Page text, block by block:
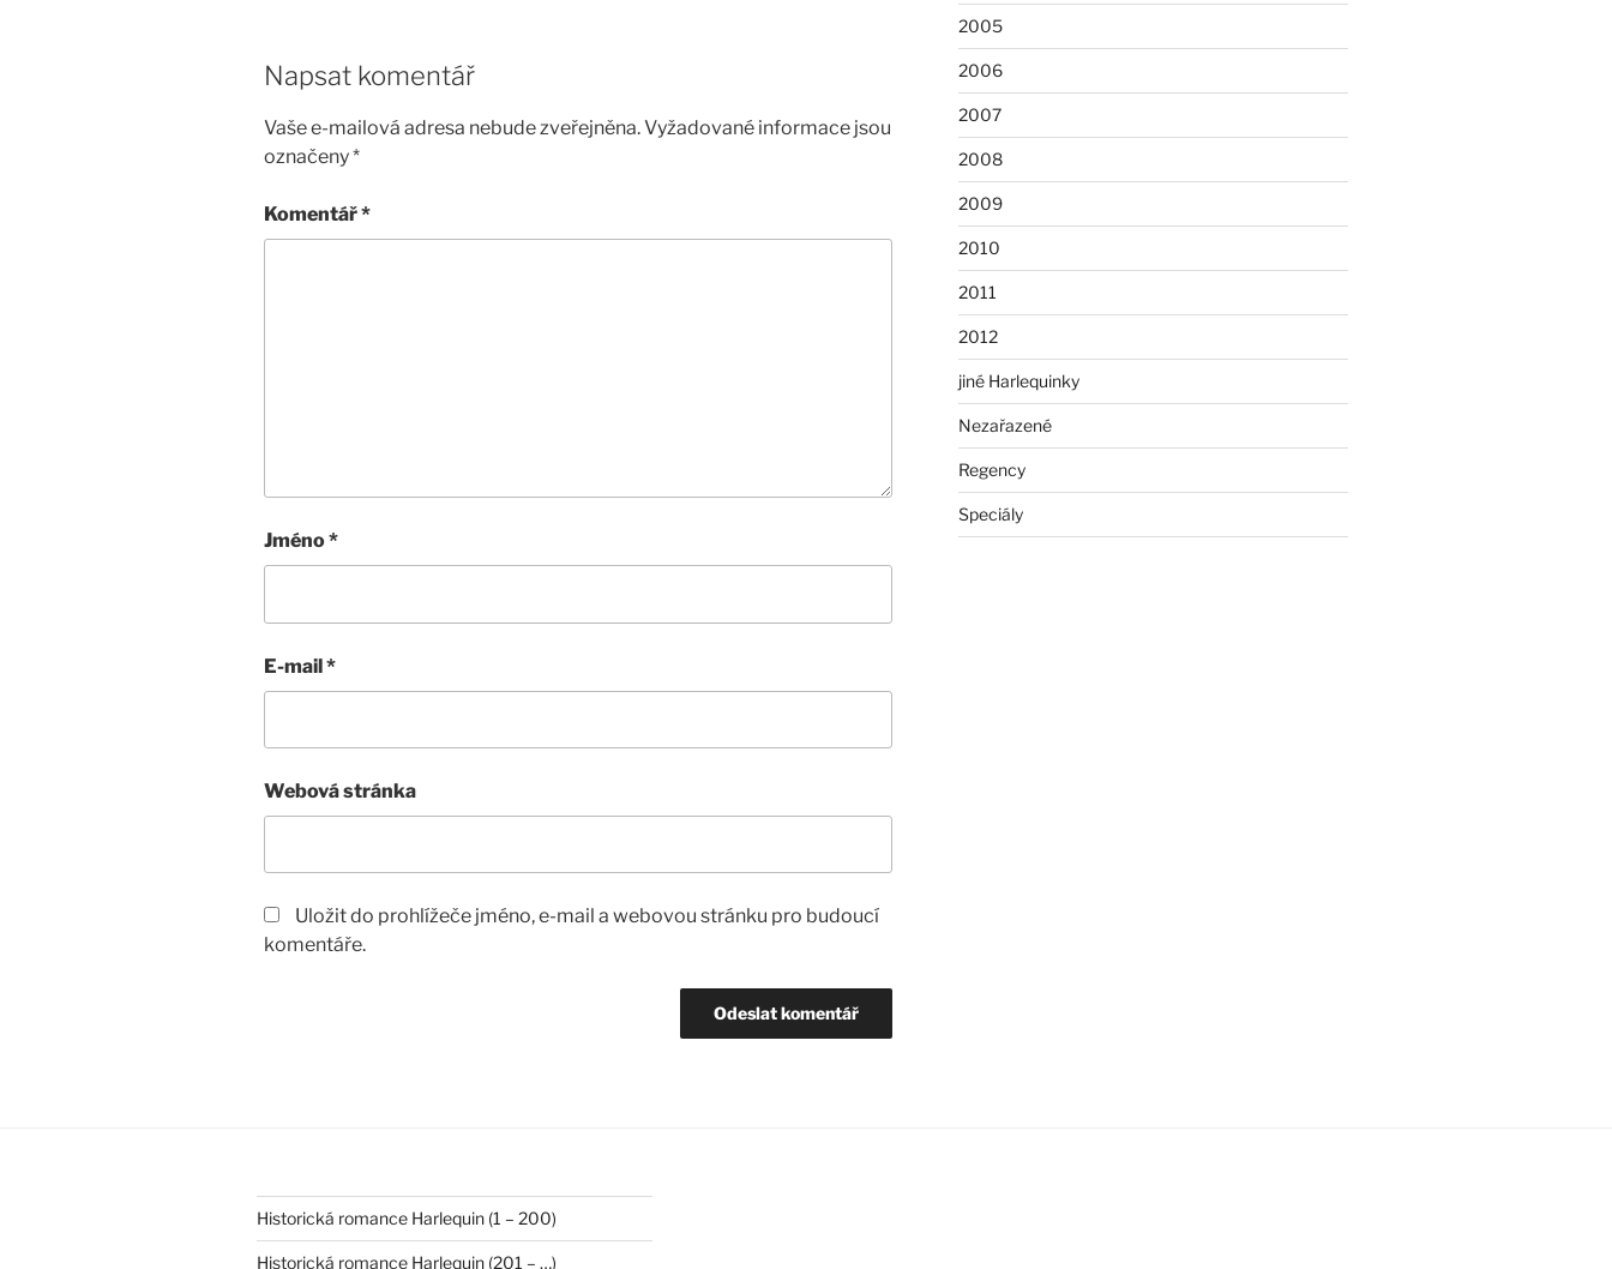
Napsat komentář
Vaše e-mailová adresa nebude zveřejněna.Vyžadované informace jsou
označeny*
Komentář*
Jméno*
E-mail*
Webová stránka
Uložit do prohlížeče jméno, e-mail a webovou stránku pro budoucí
komentáře.
2005
2006
2007
2008
2009
2010
2011
2012
jiné Harlequinky
Nezařazené
Regency
Speciály
Historická romance Harlequin (1 – 200)
Historická romance Harlequin (201 – …)